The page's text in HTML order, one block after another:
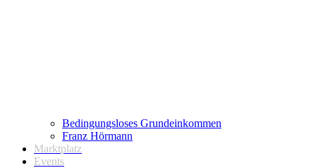
Bedingungsloses Grundeinkommen
Franz Hörmann
Marktplatz
Events